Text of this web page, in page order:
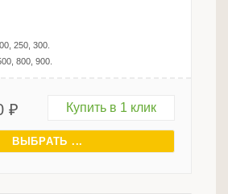
250, 300
800, 900
₽ Купить в 1 клик
ВЫБРАТЬ ...